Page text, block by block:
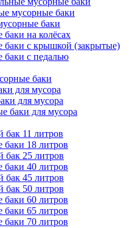
мусорные баки
баки
на колёсах
с крышкой (закрытые)
с педалью
баки
для мусора
для мусора
баки для мусора
11 литров
18 литров
25 литров
40 литров
45 литров
50 литров
60 литров
65 литров
70 литров